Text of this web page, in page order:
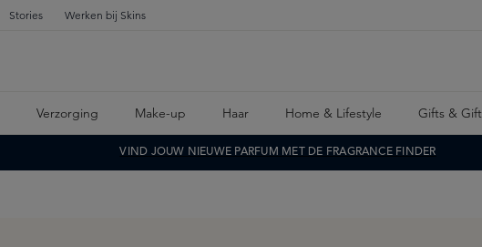
Stories Werken bij Skins
Verzorging Make-up Haar Home & Lifestyle Gifts &
VIND JOUW NIEUWE PARFUM MET DE FRAGRANCE FINDER